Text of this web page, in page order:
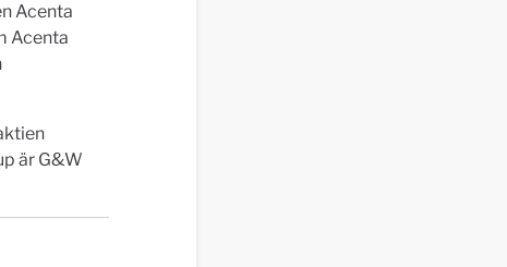
Acenta
Acenta
är G&W